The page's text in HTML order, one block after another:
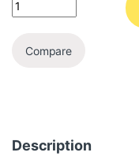
Compare
Description